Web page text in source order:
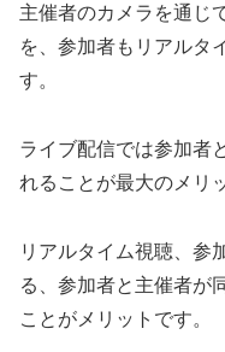
主催者のカメラを通じ
を、参加者もリアルタ
す。
ライブ配信では参加者
れることが最大のメリ
リアルタイム視聴、参
る、参加者と主催者が
ことがメリットです。